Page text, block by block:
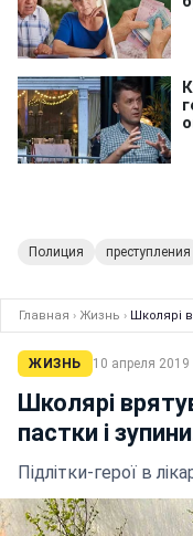
Полиция преступления
Главная › Жизнь › Школярі
ЖИЗНЬ 10 апреля 2019
Школярі
пастки і
Підлітки-герої в